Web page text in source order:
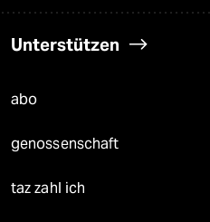
Unterstützen
abo
genossenschaft
taz zahl ich